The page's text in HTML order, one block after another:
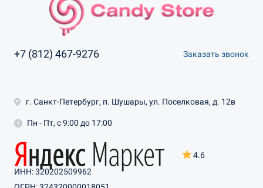
+7 (812) 467-9276 Заказать звонок
4.6
г. Санкт-Петербург, п. Шушары, ул. Поселковая, д. 12в
Пн - Пт, с 9:00 до 17:00
ИНН: 320202509962